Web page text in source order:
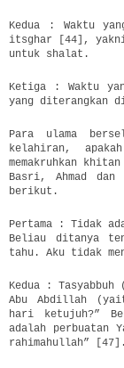
Kedua : Waktu
itsghar [44], yakni
untuk shalat.
Ketiga : Waktu
yang diterangkan
Para ulama
kelahiran,
memakruhkan
Basri, Ahmad
berikut.
Pertama : Tidak
Beliau ditanya
tahu. Aku tidak
Kedua :
Abu Abdillah
hari ketujuh?”
adalah perbuatan
rahimahullah” [47].